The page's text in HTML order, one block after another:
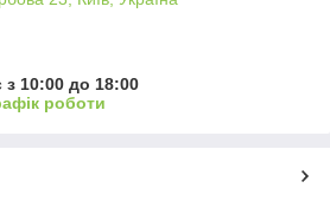
10:00 до 18:00
роботи